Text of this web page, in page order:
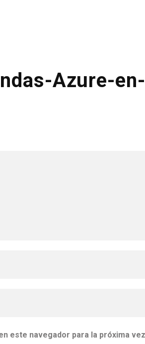
Azure-
este navegador para la próxima